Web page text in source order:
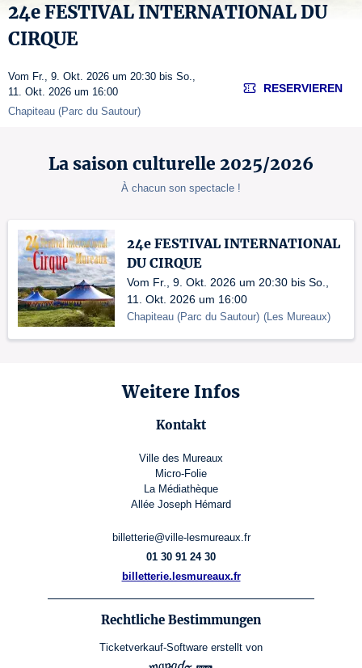
La saison culturelle 2025/2026
À chacun son spectacle !
24e FESTIVAL INTERNATIONAL
DU CIRQUE
Vom Fr., 9. Okt. 2026 um 20:30 bis So.,
11. Okt. 2026 um 16:00
Chapiteau (Parc du Sautour) (Les Mureaux)
24e FESTIVAL INTERNATIONAL DU
CIRQUE
Vom Fr., 9. Okt. 2026 um 20:30 bis So.,
11. Okt. 2026 um 16:00
Chapiteau (Parc du Sautour)
RESERVIEREN
Weitere Infos
Kontakt
Ville des Mureaux
Micro-Folie
La Médiathèque
Allée Joseph Hémard
billetterie@ville-lesmureaux.fr
01 30 91 24 30
billetterie.lesmureaux.fr
Rechtliche Bestimmungen
Ticketverkauf-Software erstellt von